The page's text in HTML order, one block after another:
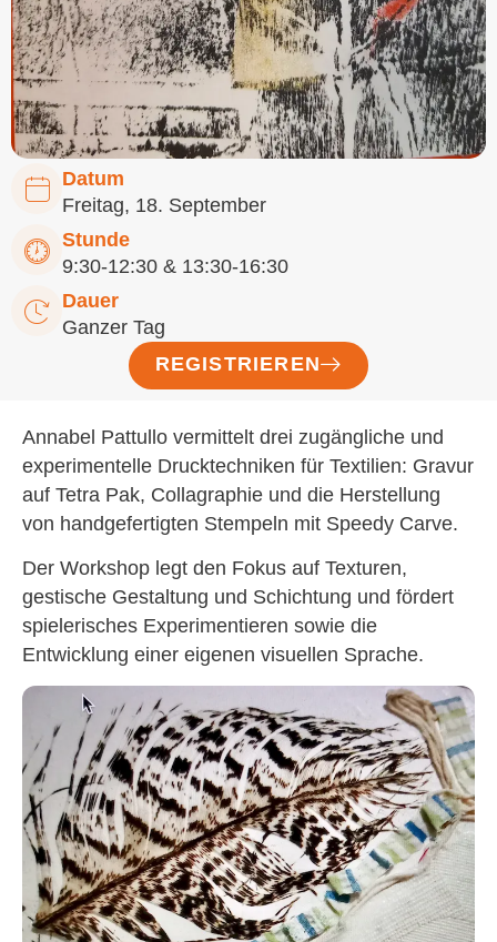
Datum
Freitag, 18. September
Stunde
9:30-12:30 & 13:30-16:30
Dauer
Ganzer Tag
REGISTRIEREN
Annabel Pattullo vermittelt drei zugängliche und
experimentelle Drucktechniken für Textilien: Gravur
auf Tetra Pak, Collagraphie und die Herstellung
von handgefertigten Stempeln mit Speedy Carve.
Der Workshop legt den Fokus auf Texturen,
gestische Gestaltung und Schichtung und fördert
spielerisches Experimentieren sowie die
Entwicklung einer eigenen visuellen Sprache.